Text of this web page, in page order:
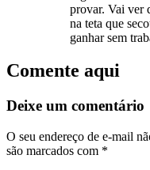
provar. Vai ver
na teta que
ganhar sem
Comente aqui
Deixe um comentário
O seu endereço de e-mail
são marcados com *